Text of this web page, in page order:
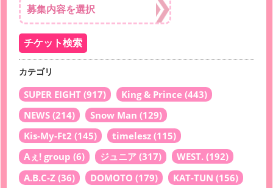
カテゴリ
SUPER EIGHT (917) King & Prince (443)
NEWS (214) Snow Man (129)
Kis-My-Ft2 (145) timelesz (115)
Aぇ! group (6) ジュニア (317) WEST. (192)
A.B.C-Z (36) DOMOTO (179) KAT-TUN (156)